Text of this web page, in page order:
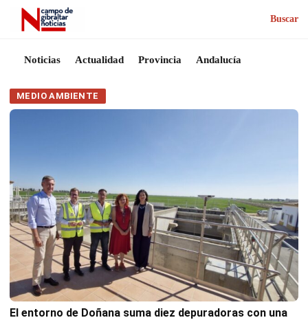
Buscar
Noticias Actualidad Provincia Andalucía
MEDIO AMBIENTE
El entorno de Doñana suma diez depuradoras con una